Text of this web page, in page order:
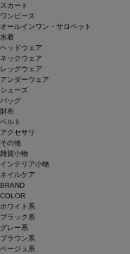
スカート
ワンピース
オールインワン・サロペット
水着
ヘッドウェア
ネックウェア
レッグウェア
アンダーウェア
シューズ
バッグ
財布
ベルト
アクセサリ
その他
雑貨小物
インテリア小物
ネイルケア
BRAND
COLOR
ホワイト系
ブラック系
グレー系
ブラウン系
ベージュ系